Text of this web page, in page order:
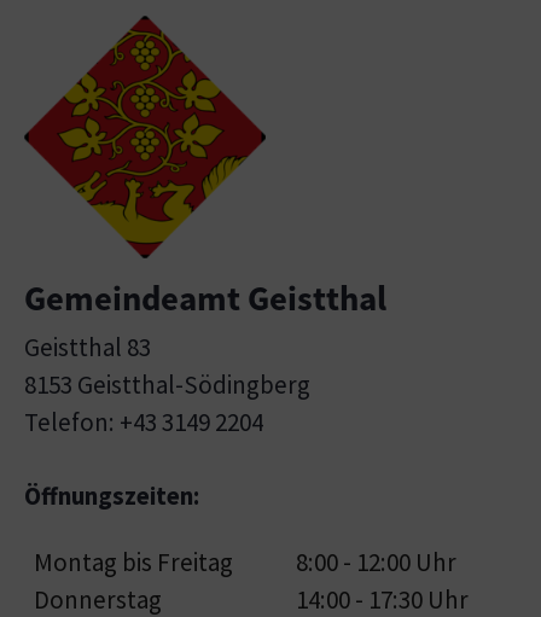
Gemeindeamt Geistthal
Geistthal 83
8153 Geistthal-Södingberg
Telefon: +43 3149 2204
Öffnungszeiten:
Montag bis Freitag
Donnerstag
8:00 - 12:00 Uhr
14:00 - 17:30 Uhr